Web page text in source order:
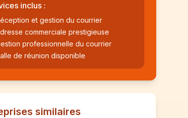
inclus :
et gestion du courrier
commerciale prestigieuse
professionnelle du courrier
de réunion disponible
similaires